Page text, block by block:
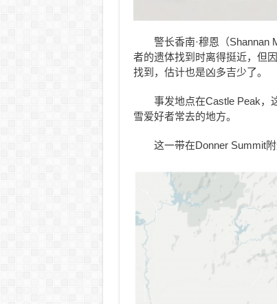
警长香南·穆恩（Shannan
者的遗体找到时离得挺近，但
找到，估计也是凶多吉少了。
事发地点在Castle Peak，
雪爱好者常去的地方。
这一带在Donner Summit